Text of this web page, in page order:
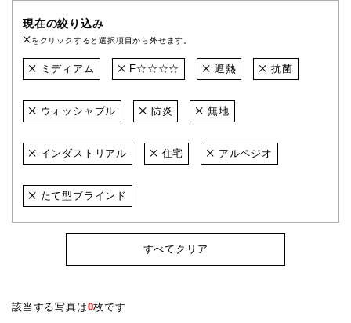
現在の絞り込み
をクリックすると選択項目から外せます。
ミディアム F☆☆☆☆ 遮熱 抗菌
ウォッシャブル 防炎 無地
インダストリアル 住宅 アルペジオ
たて型ブラインド
すべてクリア
該当する写真は0枚です